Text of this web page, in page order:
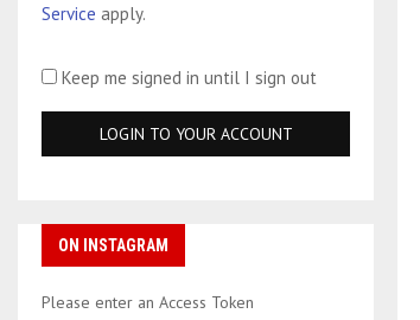
Service apply.
Keep me signed in until I sign out
ON INSTAGRAM
Please enter an Access Token